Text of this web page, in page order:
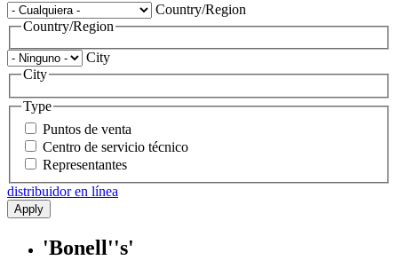
Country/Region
Country/Region
City
City
Type
Puntos de venta
Centro de servicio técnico
Representantes
distribuidor en línea
Apply
'Bonell''s'